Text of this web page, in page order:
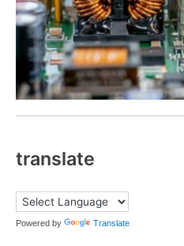
translate
Powered by Translate